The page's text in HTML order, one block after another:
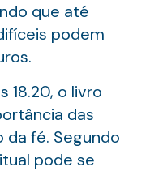
que até
podem
18.20, o livro
das
da fé. Segundo
pode se